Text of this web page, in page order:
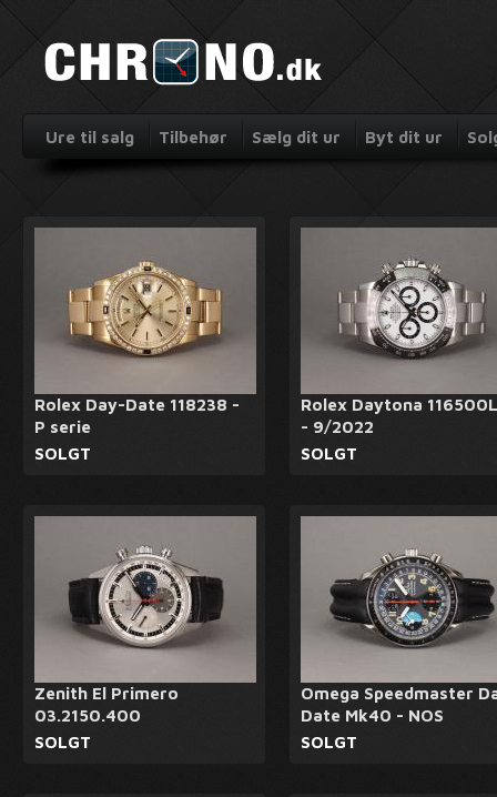
Ure til salg Tilbehør Sælg dit ur Byt dit ur
Rolex Day-Date 118238 -
P serie
SOLGT
Rolex Daytona
- 9/2022
SOLGT
Zenith El Primero
03.2150.400
SOLGT
Omega Speedmaster
Date Mk40 - NOS
SOLGT